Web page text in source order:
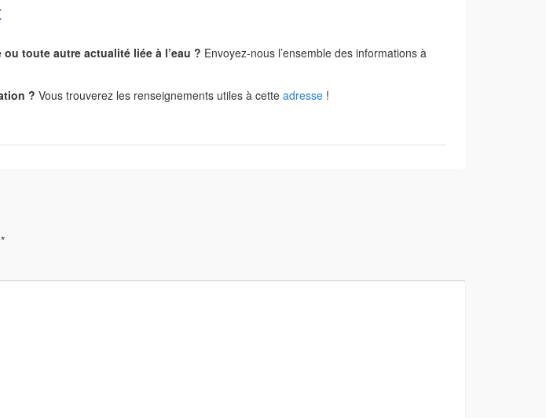
toute autre actualité liée à l’eau ? Envoyez-nous l’ensemble des informations à
? Vous trouverez les renseignements utiles à cette adresse !
*